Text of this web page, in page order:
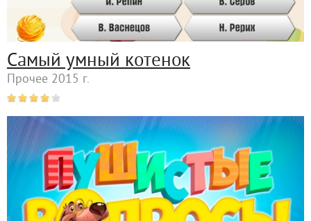
Самый умный котенок
Прочее 2015 г.